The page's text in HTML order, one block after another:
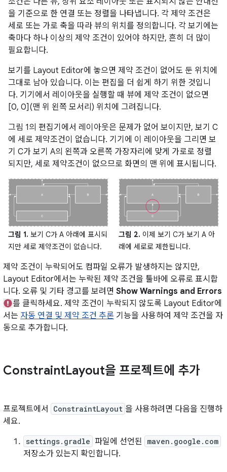
을 기준으로 한 연결 또는 정렬을 나타냅니다. 각 제약 조건은
세로 또는 가로 축을 따라 뷰의 위치를 정의합니다. 각 보기에는
축마다 하나 이상의 제약 조건이 있어야 하지만, 흔히 더 많이
필요합니다.
보기를 Layout Editor에 놓으면 제약 조건이 없어도 둔 위치에
그대로 남아 있습니다. 이는 편집을 더 쉽게 하기 위한 것입니
다. 기기에서 레이아웃을 실행할 때 뷰에 제약 조건이 없으면
[0, 0](맨 위 왼쪽 모서리) 위치에 그려집니다.
그림 1의 편집기에서 레이아웃은 문제가 없어 보이지만, 보기 C
에 세로 제약조건이 없습니다. 기기에 이 레이아웃을 그리면 보
기 C가 보기 A의 왼쪽과 오른쪽 가장자리에 맞게 가로로 정렬
되지만, 세로 제약조건이 없으므로 화면의 맨 위에 표시됩니다.
그림 1. 보기 C가 A 아래에 표시되
지만 세로 제약조건이 없습니다.
그림 2. 이제 보기 C가 보기 A 아
래에 세로로 제한됩니다.
제약 조건이 누락되어도 컴파일 오류가 발생하지는 않지만,
Layout Editor에서는 누락된 제약 조건을 툴바에 오류로 표시합
니다. 오류 및 기타 경고를 보려면 Show Warnings and Errors
를 클릭하세요. 제약 조건이 누락되지 않도록 Layout Editor에
서는 자동 연결 및 제약 조건 추론 기능을 사용하여 제약 조건을 자
동으로 추가합니다.
ConstraintLayout을 프로젝트에 추가
프로젝트에서 ConstraintLayout 을 사용하려면 다음을 진행하
세요.
settings.gradle 파일에 선언된 maven.google.com
저장소가 있는지 확인합니다.